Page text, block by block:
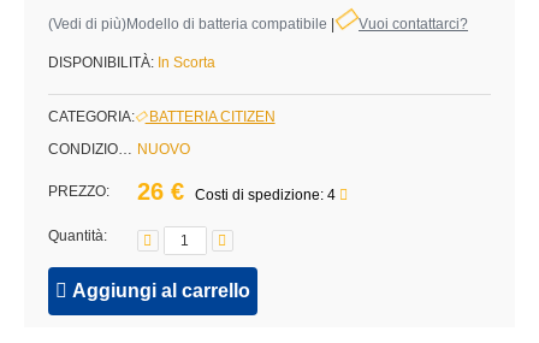
(Vedi di più)Modello di batteria compatibile Vuoi contattarci?
DISPONIBILITÀ: In Scorta
CATEGORIA:
BATTERIA CITIZEN
CONDIZIONE: NUOVO
PREZZO: 26 € Costi di spedizione: 4
Quantità:
Aggiungi al carrello